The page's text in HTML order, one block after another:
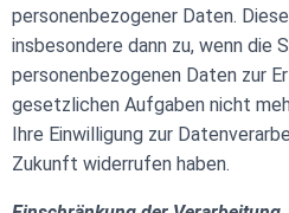
personenbezogener Daten.
insbesondere dann zu, wenn die
personenbezogenen Daten zur
gesetzlichen Aufgaben nicht
Ihre Einwilligung zur
Zukunft widerrufen haben.